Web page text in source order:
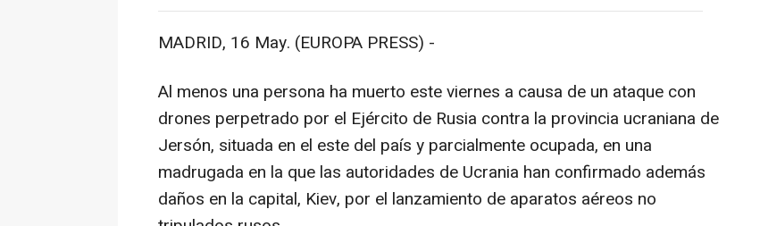
MADRID, 16 May. (EUROPA PRESS) -
Al menos una persona ha muerto este viernes a causa de un ataque con
drones perpetrado por el Ejército de Rusia contra la provincia ucraniana de
Jersón, situada en el este del país y parcialmente ocupada, en una
madrugada en la que las autoridades de Ucrania han confirmado además
daños en la capital, Kiev, por el lanzamiento de aparatos aéreos no